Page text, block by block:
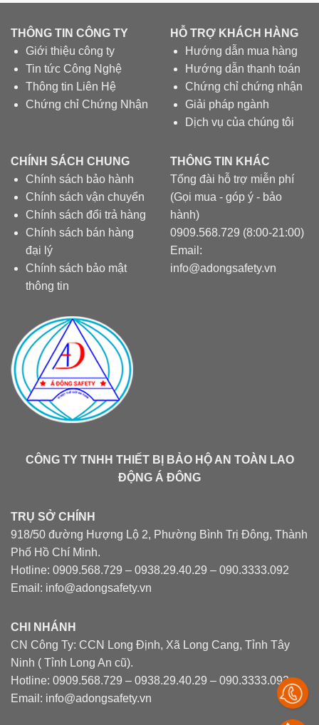
THÔNG TIN CÔNG TY
Giới thiệu công ty
Tin tức Công Nghệ
Thông tin Liên Hệ
Chứng chỉ Chứng Nhận
HỖ TRỢ KHÁCH HÀNG
Hướng dẫn mua hàng
Hướng dẫn thanh toán
Chứng chỉ chứng nhận
Giải pháp ngành
Dịch vụ của chúng tôi
CHÍNH SÁCH CHUNG
Chính sách bảo hành
Chính sách vận chuyển
Chính sách đổi trả hàng
Chính sách bán hàng
đại lý
Chính sách bảo mật
thông tin
THÔNG TIN KHÁC
Tổng đài hỗ trợ miễn phí
(Gọi mua - góp ý - bảo
hành)
0909.568.729 (8:00-21:00)
Email:
info@adongsafety.vn
CÔNG TY TNHH THIẾT BỊ BẢO HỘ AN TOÀN LAO
ĐỘNG Á ĐÔNG
TRỤ SỞ CHÍNH
918/50 đường Hượng Lộ 2, Phường Bình Trị Đông, Thành
Phố Hồ Chí Minh.
Hotline: 0909.568.729 – 0938.29.40.29 – 090.3333.092
Email: info@adongsafety.vn
CHI NHÁNH
CN Công Ty: CCN Long Định, Xã Long Cang, Tỉnh Tây
Ninh ( Tỉnh Long An cũ).
Hotline: 0909.568.729 – 0938.29.40.29 – 090.3333.092
Email: info@adongsafety.vn